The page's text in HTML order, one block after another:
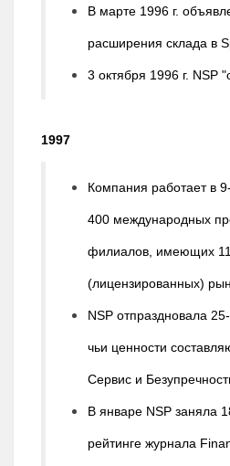
В марте 1996 г.
расширения склада в
3 октября 1996 г. NSP
1997
Компания работает в
400 международных
филиалов, имеющих 11
(лицензированных)
NSP отпраздновала
чьи ценности
Сервис и
В январе NSP заняла
рейтинге журнала